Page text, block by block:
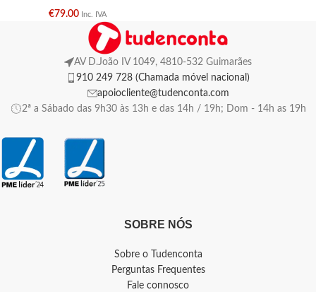
€79.00 Inc. IVA
AV D.João IV 1049, 4810-532 Guimarães
910 249 728 (Chamada móvel nacional)
apoiocliente@tudenconta.com
2ª a Sábado das 9h30 às 13h e das 14h / 19h; Dom - 14h as 19h
SOBRE NÓS
Sobre o Tudenconta
Perguntas Frequentes
Fale connosco